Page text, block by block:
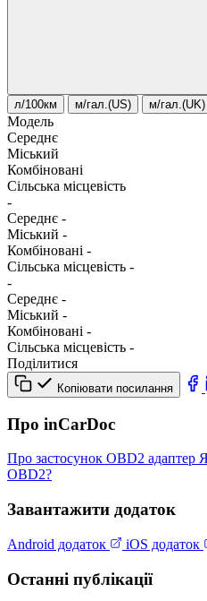
л/100км м/гал.(US) м/гал.(UK)
Модель
Середнє
Міський
Комбіновані
Сільська місцевість
-
Середнє -
Міський -
Комбіновані -
Сільська місцевість -
-
Середнє -
Міський -
Комбіновані -
Сільська місцевість -
Поділитися
Копіювати посилання
Про inCarDoc
Про застосунок OBD2 адаптер
OBD2?
Завантажити додаток
Android додаток iOS додаток
Останні публікації